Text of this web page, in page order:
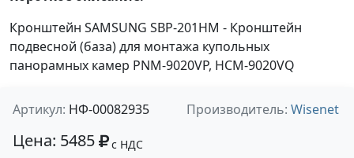
Кронштейн SAMSUNG SBP-201HM - Кронштейн
подвесной (база) для монтажа купольных
панорамных камер PNM-9020VP, HCM-9020VQ
Артикул: НФ-00082935 Производитель: Wisenet
Цена: 5485 с НДС